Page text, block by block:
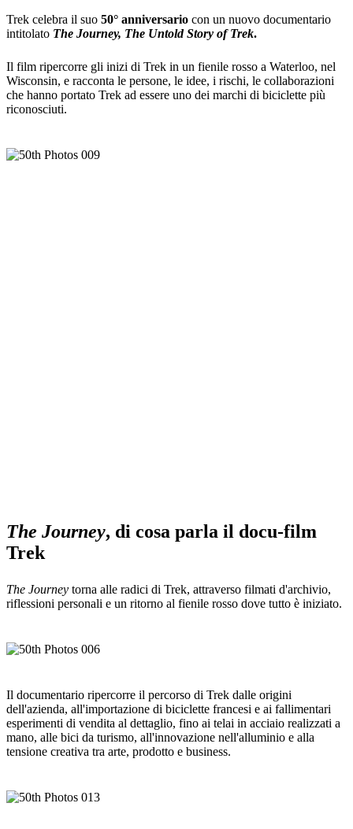
Trek celebra il suo 50° anniversario con un nuovo documentario
intitolato The Journey, The Untold Story of Trek.
Il film ripercorre gli inizi di Trek in un fienile rosso a Waterloo, nel
Wisconsin, e racconta le persone, le idee, i rischi, le collaborazioni
che hanno portato Trek ad essere uno dei marchi di biciclette più
riconosciuti.
The Journey, di cosa parla il docu-film
Trek
The Journey torna alle radici di Trek, attraverso filmati d'archivio,
riflessioni personali e un ritorno al fienile rosso dove tutto è iniziato.
Il documentario ripercorre il percorso di Trek dalle origini
dell'azienda, all'importazione di biciclette francesi e ai fallimentari
esperimenti di vendita al dettaglio, fino ai telai in acciaio realizzati a
mano, alle bici da turismo, all'innovazione nell'alluminio e alla
tensione creativa tra arte, prodotto e business.